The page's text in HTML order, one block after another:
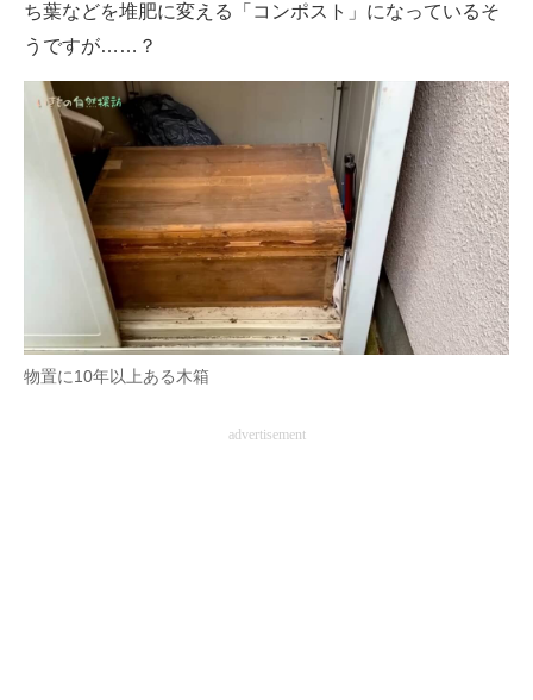
ち葉などを堆肥に変える「コンポスト」になっているそ
うですが……？
物置に10年以上ある木箱
advertisement